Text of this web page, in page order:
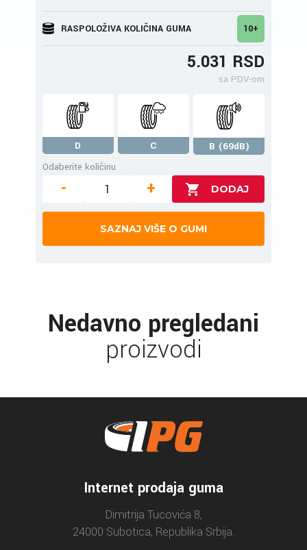
RASPOLOŽIVA KOLIČINA GUMA 10+
5.031 RSD
sa PDV-om
D C
B (69dB)
Odaberite količinu
- +
SAZNAJ VIŠE O GUMI
Nedavno pregledani
proizvodi
Internet prodaja guma
Dimitrija Tucovića 8,
24000 Subotica, Republika Srbija.